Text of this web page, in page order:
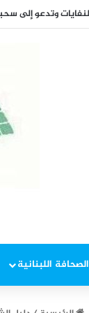
الصحافة اللبنانية